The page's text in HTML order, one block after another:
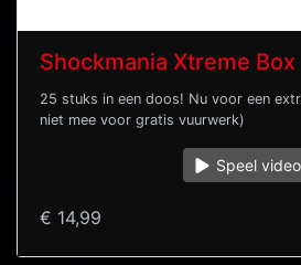
Shockmania Xtreme Box
25 stuks in een doos! Nu voor een
niet mee voor gratis vuurwerk)
Speel video
€ 14,99